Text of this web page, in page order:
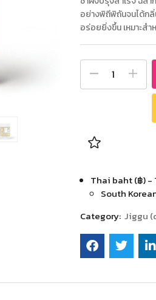
อย่างพิถีพิถันจนได้ก
อร่อยยิ่งขึ้น เหมาะสำ
Thai baht (฿) -
South
Category: Jiggu